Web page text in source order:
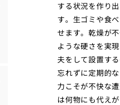
する状況を作り
す。生ゴミや食
せます。乾燥が
ような硬さを実
夫をして設置す
忘れずに定期的
力こそが不快な
は何物にも代え